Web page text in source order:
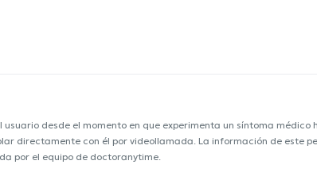
desde el momento en que experimenta un síntoma
directamente con él por videollamada. La información de este
por el equipo de doctoranytime.